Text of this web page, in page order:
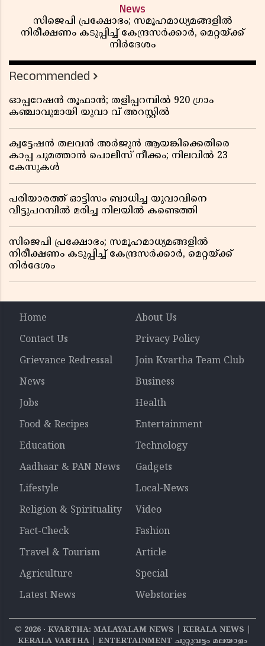
News
സിജെപി പ്രക്ഷോഭം; സമൂഹമാധ്യമങ്ങളിൽ
നിരീക്ഷണം കടുപ്പിച്ച് കേന്ദ്രസർക്കാർ, മെറ്റയ്ക്ക്
നിർദേശം
Recommended
ഓപ്പറേഷൻ തൂഫാൻ; തളിപ്പറമ്പിൽ 920 ഗ്രാം
കഞ്ചാവുമായി യുവാ വ് അറസ്റ്റിൽ
ക്വട്ടേഷൻ തലവൻ അർജുൻ ആയങ്കിക്കെതിരെ
കാപ്പ ചുമത്താൻ പൊലീസ് നീക്കം; നിലവിൽ 23
കേസുകൾ
പരിയാരത്ത് ഓട്ടിസം ബാധിച്ച യുവാവിനെ
വീട്ടുപറമ്പിൽ മരിച്ച നിലയിൽ കണ്ടെത്തി
സിജെപി പ്രക്ഷോഭം; സമൂഹമാധ്യമങ്ങളിൽ
നിരീക്ഷണം കടുപ്പിച്ച് കേന്ദ്രസർക്കാർ, മെറ്റയ്ക്ക്
നിർദേശം
Home
About Us
Contact Us
Privacy Policy
Grievance Redressal
Join Kvartha Team Club
News
Business
Jobs
Health
Food & Recipes
Entertainment
Education
Technology
Aadhaar & PAN News
Gadgets
Lifestyle
Local-News
Religion & Spirituality
Video
Fact-Check
Fashion
Travel & Tourism
Article
Agriculture
Special
Latest News
Webstories
© 2026‧ KVARTHA: MALAYALAM NEWS | KERALA NEWS |
KERALA VARTHA | ENTERTAINMENT ചുറ്റുവട്ടം മലയാളം